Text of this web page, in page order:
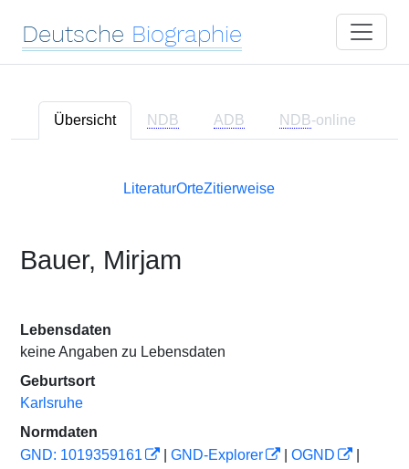
Deutsche Biographie
Übersicht NDB ADB NDB-online
LiteraturOrteZitierweise
Bauer, Mirjam
Lebensdaten
keine Angaben zu Lebensdaten
Geburtsort
Karlsruhe
Normdaten
GND: 1019359161
GND-Explorer OGND